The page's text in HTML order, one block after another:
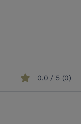
0.0 / 5 (0)